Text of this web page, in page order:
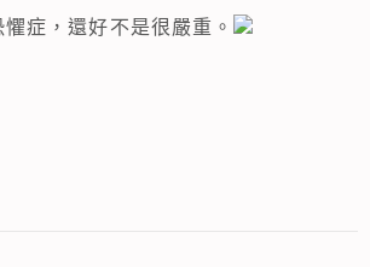
症，還好不是很嚴重。